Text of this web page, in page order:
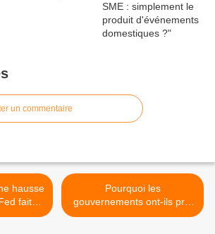
un commentaire
fait
du
Pourquoi les
gouvernements ont-ils pris
les mauvaises décisions en